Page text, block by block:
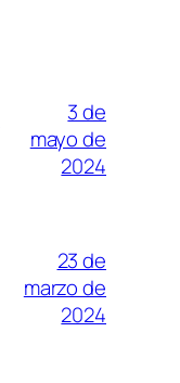
3 de
mayo de
2024
23 de
marzo de
2024